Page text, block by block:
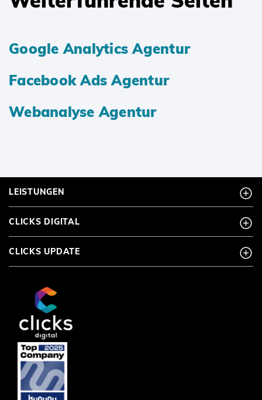
Google Analytics Agentur
Facebook Ads Agentur
Webanalyse Agentur
LEISTUNGEN
CLICKS DIGITAL
CLICKS UPDATE